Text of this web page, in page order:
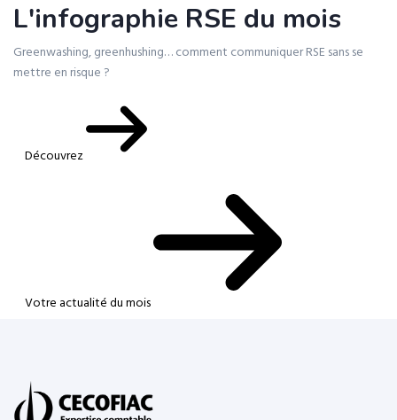
L'infographie RSE du mois
Greenwashing, greenhushing… comment communiquer RSE sans se
mettre en risque ?
Découvrez
Votre actualité du mois